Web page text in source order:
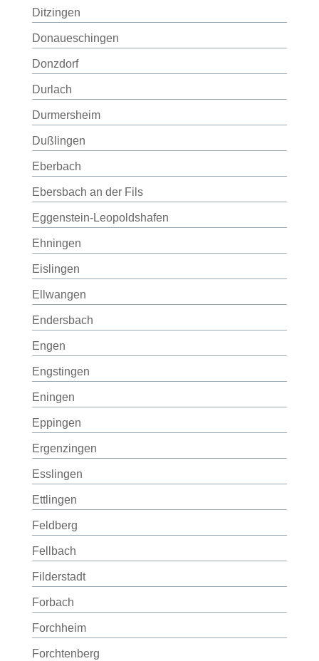
Ditzingen
Donaueschingen
Donzdorf
Durlach
Durmersheim
Dußlingen
Eberbach
Ebersbach an der Fils
Eggenstein-Leopoldshafen
Ehningen
Eislingen
Ellwangen
Endersbach
Engen
Engstingen
Eningen
Eppingen
Ergenzingen
Esslingen
Ettlingen
Feldberg
Fellbach
Filderstadt
Forbach
Forchheim
Forchtenberg